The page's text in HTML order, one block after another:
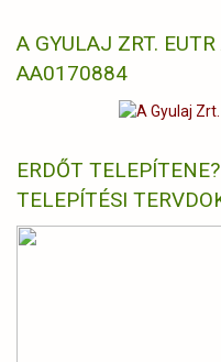
A GYULAJ ZRT.
AA0170884
ERDŐT
TELEPÍTÉSI